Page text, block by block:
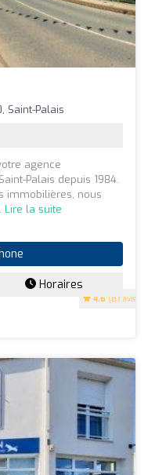
4.6 (87 avis)
Saint-Palais
agence
Palais depuis 1984.
immobilières, nous
Lire la suite
Horaires